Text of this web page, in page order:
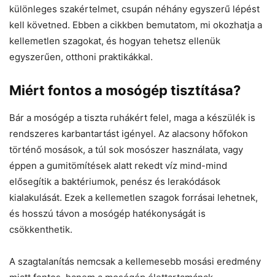
különleges szakértelmet, csupán néhány egyszerű lépést
kell követned. Ebben a cikkben bemutatom, mi okozhatja a
kellemetlen szagokat, és hogyan tehetsz ellenük
egyszerűen, otthoni praktikákkal.
Miért fontos a mosógép tisztítása?
Bár a mosógép a tiszta ruhákért felel, maga a készülék is
rendszeres karbantartást igényel. Az alacsony hőfokon
történő mosások, a túl sok mosószer használata, vagy
éppen a gumitömítések alatt rekedt víz mind-mind
elősegítik a baktériumok, penész és lerakódások
kialakulását. Ezek a kellemetlen szagok forrásai lehetnek,
és hosszú távon a mosógép hatékonyságát is
csökkenthetik.
A szagtalanítás nemcsak a kellemesebb mosási eredmény